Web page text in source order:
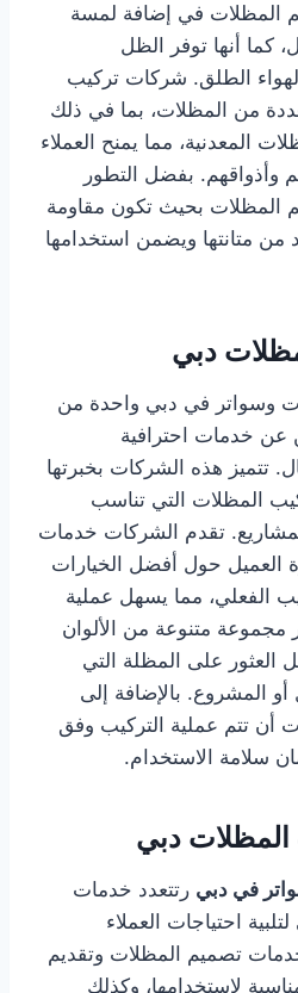
المظلات في إضافة لمسة
كما أنها توفر الظل
الطلق. شركات تركيب
من المظلات، بما في ذلك
المعدنية، مما يمنح العملاء
وأذواقهم. بفضل التطور
المظلات بحيث تكون مقاومة
من متانتها ويضمن استخدامها
وسواتر في دبي واحدة من
عن خدمات احترافية
تتميز هذه الشركات بخبرتها
المظلات التي تناسب
تقدم الشركات خدمات
العميل حول أفضل الخيارات
الفعلي، مما يسهل عملية
مجموعة متنوعة من الألوان
العثور على المظلة التي
المشروع. بالإضافة إلى
أن تتم عملية التركيب وفق
سلامة الاستخدام.
في دبي رتتعدد خدمات
احتياجات العملاء
تصميم المظلات وتقديم
لاستخدامها، وكذلك